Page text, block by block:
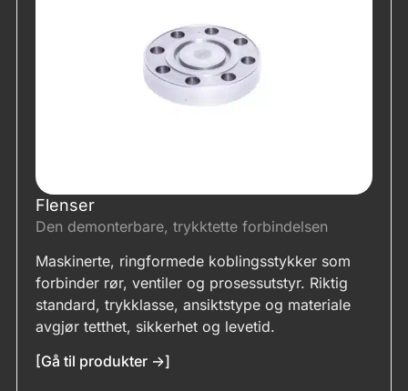
Flenser
Den demonterbare, trykktette forbindelsen
Maskinerte, ringformede koblingsstykker som
forbinder rør, ventiler og prosessutstyr. Riktig
standard, trykklasse, ansiktstype og materiale
avgjør tetthet, sikkerhet og levetid.
[Gå til produkter ->]